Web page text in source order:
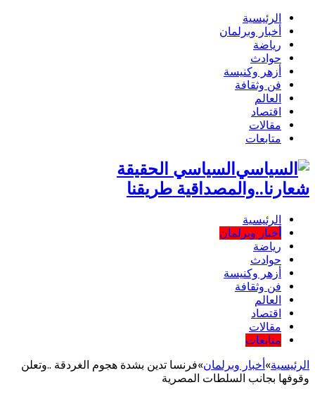
الرئيسية
أخبار وبرلمان
رياضة
حوادث
أزهر وكنيسة
فن وثقافة
العالم
اقتصاد
مقالات
متابعات
السياسي الحقيقة
شعارنا..والمصداقية طريقنا
الرئيسية
أخبار وبرلمان
رياضة
حوادث
أزهر وكنيسة
فن وثقافة
العالم
اقتصاد
مقالات
متابعات
الرئيسية»أخبار وبرلمان»فرنسا تدين بشدة هجوم الغردقة ..وتعلن
وقوفها بجانب السلطات المصرية